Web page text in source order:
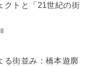
クトと「21世紀の街
る街並み：橋本遊廓